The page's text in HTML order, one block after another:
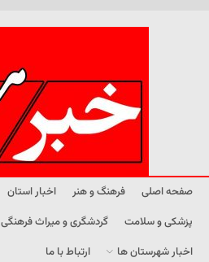
صفحه اصلی فرهنگ و هنر اخبار استان
پزشکی و سلامت
گردشگری و میراث فرهنگی
اخبار شهرستان ها
ارتباط با ما